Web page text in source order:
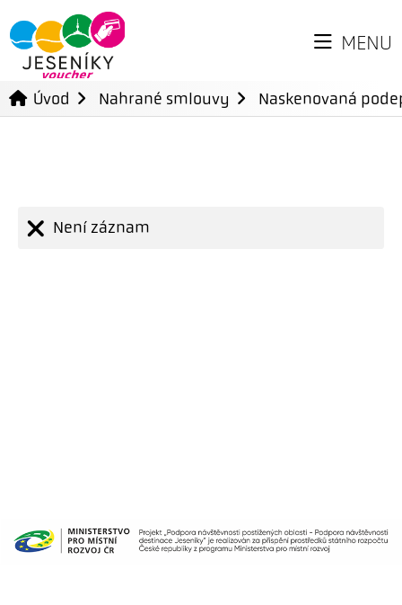
MENU
Úvod Nahrané smlouvy Naskenovaná
Není záznam